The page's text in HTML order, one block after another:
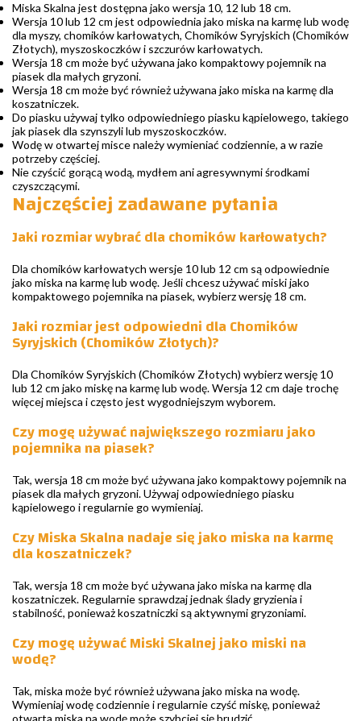
Miska Skalna jest dostępna jako wersja 10, 12 lub 18 cm.
Wersja 10 lub 12 cm jest odpowiednia jako miska na karmę lub wodę
dla myszy, chomików karłowatych, Chomików Syryjskich (Chomików
Złotych), myszoskoczków i szczurów karłowatych.
Wersja 18 cm może być używana jako kompaktowy pojemnik na
piasek dla małych gryzoni.
Wersja 18 cm może być również używana jako miska na karmę dla
koszatniczek.
Do piasku używaj tylko odpowiedniego piasku kąpielowego, takiego
jak piasek dla szynszyli lub myszoskoczków.
Wodę w otwartej misce należy wymieniać codziennie, a w razie
potrzeby częściej.
Nie czyścić gorącą wodą, mydłem ani agresywnymi środkami
czyszczącymi.
Najczęściej zadawane pytania
Jaki rozmiar wybrać dla chomików karłowatych?
Dla chomików karłowatych wersje 10 lub 12 cm są odpowiednie
jako miska na karmę lub wodę. Jeśli chcesz używać miski jako
kompaktowego pojemnika na piasek, wybierz wersję 18 cm.
Jaki rozmiar jest odpowiedni dla Chomików
Syryjskich (Chomików Złotych)?
Dla Chomików Syryjskich (Chomików Złotych) wybierz wersję 10
lub 12 cm jako miskę na karmę lub wodę. Wersja 12 cm daje trochę
więcej miejsca i często jest wygodniejszym wyborem.
Czy mogę używać największego rozmiaru jako
pojemnika na piasek?
Tak, wersja 18 cm może być używana jako kompaktowy pojemnik na
piasek dla małych gryzoni. Używaj odpowiedniego piasku
kąpielowego i regularnie go wymieniaj.
Czy Miska Skalna nadaje się jako miska na karmę
dla koszatniczek?
Tak, wersja 18 cm może być używana jako miska na karmę dla
koszatniczek. Regularnie sprawdzaj jednak ślady gryzienia i
stabilność, ponieważ koszatniczki są aktywnymi gryzoniami.
Czy mogę używać Miski Skalnej jako miski na
wodę?
Tak, miska może być również używana jako miska na wodę.
Wymieniaj wodę codziennie i regularnie czyść miskę, ponieważ